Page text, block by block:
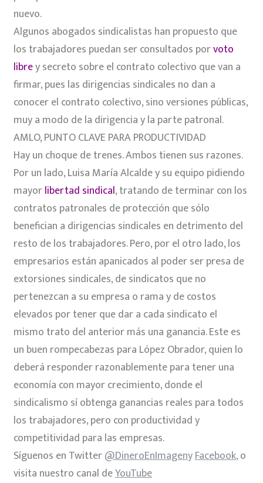
nuevo.
Algunos abogados sindicalistas han propuesto que
los trabajadores puedan ser consultados porvoto
librey secreto sobre el contrato colectivo que van a
firmar, pues las dirigencias sindicales no dan a
conocer el contrato colectivo, sino versiones públicas,
muy a modo de la dirigencia y la parte patronal.
AMLO, PUNTO CLAVE PARA PRODUCTIVIDAD
Hay un choque de trenes. Ambos tienen sus razones.
Por un lado, Luisa María Alcalde y su equipo pidiendo
mayorlibertad sindical, tratando de terminar con los
contratos patronales de protección que sólo
benefician a dirigencias sindicales en detrimento del
resto de los trabajadores. Pero, por el otro lado, los
empresarios están apanicados al poder ser presa de
extorsiones sindicales, de sindicatos que no
pertenezcan a su empresa o rama y de costos
elevados por tener que dar a cada sindicato el
mismo trato del anterior más una ganancia. Este es
un buen rompecabezas para López Obrador, quien lo
deberá responder razonablemente para tener una
economía con mayor crecimiento, donde el
sindicalismo sí obtenga ganancias reales para todos
los trabajadores, pero con productividad y
competitividad para las empresas.
Síguenos en Twitter@DineroEnImagenyFacebook,o
visita nuestro canal deYouTube